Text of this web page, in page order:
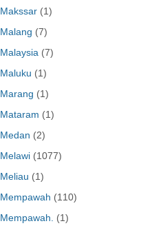
Makssar (1)
Malang (7)
Malaysia (7)
Maluku (1)
Marang (1)
Mataram (1)
Medan (2)
Melawi (1077)
Meliau (1)
Mempawah (110)
Mempawah. (1)